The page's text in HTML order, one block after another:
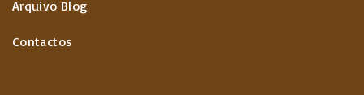
Arquivo Blog
Contactos